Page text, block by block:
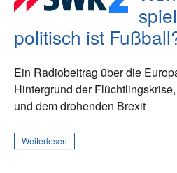
politisch ist
Ein Radiobeitrag über die
Hintergrund der
und dem drohenden Brexit
Weiterlesen